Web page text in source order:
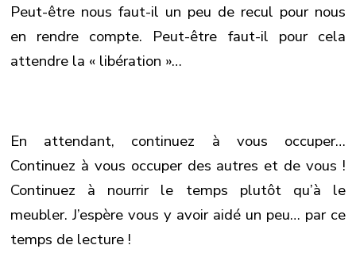
Peut-être nous faut-il un peu de recul pour nous
en rendre compte. Peut-être faut-il pour cela
attendre la « libération »…
En attendant, continuez à vous occuper…
Continuez à vous occuper des autres et de vous !
Continuez à nourrir le temps plutôt qu’à le
meubler. J’espère vous y avoir aidé un peu… par ce
temps de lecture !